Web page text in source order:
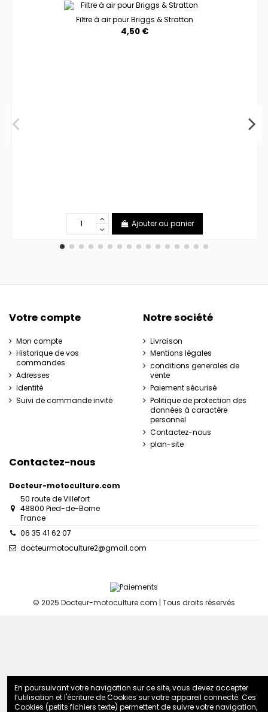
Filtre à air pour Briggs & Stratton
4,50 €
Ajouter au panier
Votre compte
Mon compte
Historique de vos
commandes
Adresses
Identité
Suivi de commande invité
Notre société
Livraison
Mentions légales
conditions generales de
vente
Paiement sécurisé
Politique de protection des
données à caractère
personnel
Contactez-nous
plan-site
Contactez-nous
Docteur-motoculture.com
50 route de Villefort
48800 Pied-de-Borne
France
06 35 41 62 07
docteurmotoculture2@gmail.com
© 2025 Docteur-motoculture.com | Tous droits réservés
En poursuivant votre navigation sur ce site, vous devez accepter
l’utilisation et l'écriture de Cookies sur votre appareil connecté. Ces
Cookies (petits fichiers texte) permettent de suivre votre navigation,